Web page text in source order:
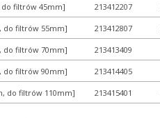
do filtrów 45mm] 213412207
do filtrów 55mm] 213412807
do filtrów 70mm] 213413409
do filtrów 90mm] 213414405
do filtrów 110mm] 213415401